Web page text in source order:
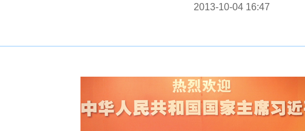
2013-10-04 16:47